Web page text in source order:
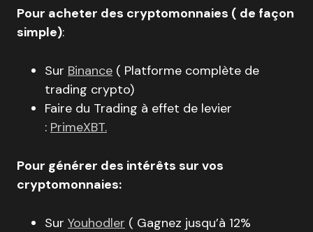
Pour acheter des cryptomonnaies ( de façon
simple):
Sur Binance ( Platforme complète de
trading crypto)
Faire du Trading à effet de levier
: PrimeXBT.
Pour générer des intérêts sur vos
cryptomonnaies:
Sur Youhodler ( Gagnez jusqu’à 12%